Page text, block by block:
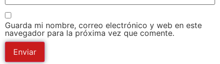
Guarda mi nombre, correo electrónico y web en este
navegador para la próxima vez que comente.